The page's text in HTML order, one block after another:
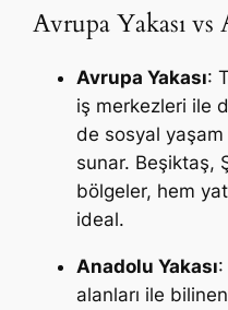
Avrupa Yakası vs
Avrupa Yakası:
iş merkezleri ile
de sosyal yaşam
sunar. Beşiktaş,
bölgeler, hem
ideal.
Anadolu Yakası
alanları ile